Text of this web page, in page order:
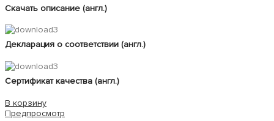
Скачать описание (англ.)
Декларация о соответствии (англ.)
Сертификат качества (англ.)
В корзину
Предпросмотр